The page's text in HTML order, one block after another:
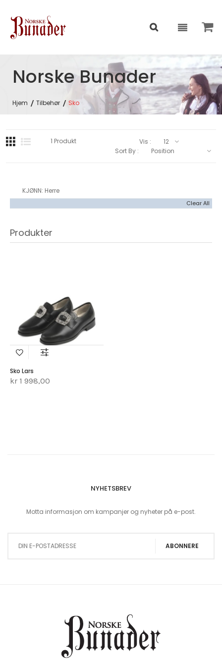
Norske Bunader
Hjem Tilbehør Sko
KJØNN Herre
Clear All
Produkter
Sko Lars
kr 1 998,00
1 Produkt
Vis :
Sort By :
NYHETSBREV
Motta informasjon om kampanjer og nyheter på e-post.
ABONNERE